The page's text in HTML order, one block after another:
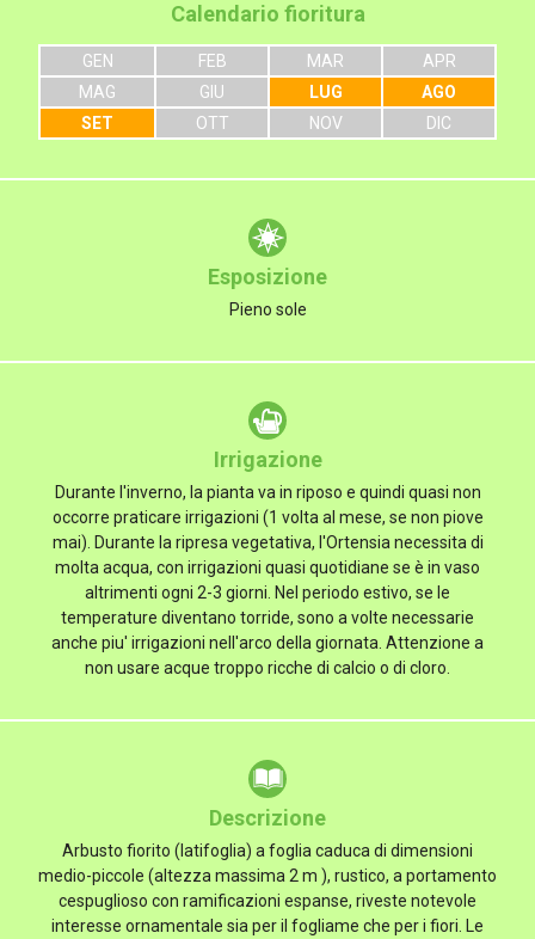
Calendario fioritura
GEN FEB MAR
APR
MAG
GIU LUG
AGO
SET
OTT NOV DIC
Esposizione
Pieno sole
Irrigazione
Durante l'inverno, la pianta va in riposo e quindi quasi non
occorre praticare irrigazioni (1 volta al mese, se non piove
mai). Durante la ripresa vegetativa, l'Ortensia necessita di
molta acqua, con irrigazioni quasi quotidiane se è in vaso
altrimenti ogni 2-3 giorni. Nel periodo estivo, se le
temperature diventano torride, sono a volte necessarie
anche piu' irrigazioni nell'arco della giornata. Attenzione a
non usare acque troppo ricche di calcio o di cloro.
Descrizione
Arbusto fiorito (latifoglia) a foglia caduca di dimensioni
medio-piccole (altezza massima 2 m ), rustico, a portamento
cespuglioso con ramificazioni espanse, riveste notevole
interesse ornamentale sia per il fogliame che per i fiori. Le